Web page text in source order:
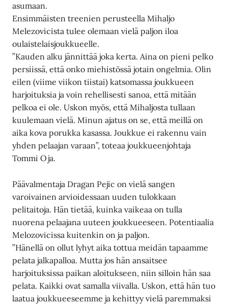
asumaan.
Ensimmäisten treenien perusteella Mihaljo
Melezovicista tulee olemaan vielä paljon iloa
oulaistelaisjoukkueelle.
”Kauden alku jännittää joka kerta. Aina on pieni pelko
persiissä, että onko miehistössä jotain ongelmia. Olin
eilen (viime viikon tiistai) katsomassa joukkueen
harjoituksia ja voin rehellisesti sanoa, että mitään
pelkoa ei ole. Uskon myös, että Mihaljosta tullaan
kuulemaan vielä. Minun ajatus on se, että meillä on
aika kova porukka kasassa. Joukkue ei rakennu vain
yhden pelaajan varaan”, toteaa joukkueenjohtaja
Tommi Oja.
Päävalmentaja Dragan Pejic on vielä sangen
varoivainen arvioidessaan uuden tulokkaan
pelitaitoja. Hän tietää, kuinka vaikeaa on tulla
nuorena pelaajana uuteen joukkueeseen. Potentiaalia
Melozovicissa kuitenkin on ja paljon.
”Hänellä on ollut lyhyt aika tottua meidän tapaamme
pelata jalkapalloa. Mutta jos hän ansaitsee
harjoituksissa paikan aloitukseen, niin silloin hän saa
pelata. Kaikki ovat samalla viivalla. Uskon, että hän tuo
laatua joukkueeseemme ja kehittyy vielä paremmaksi